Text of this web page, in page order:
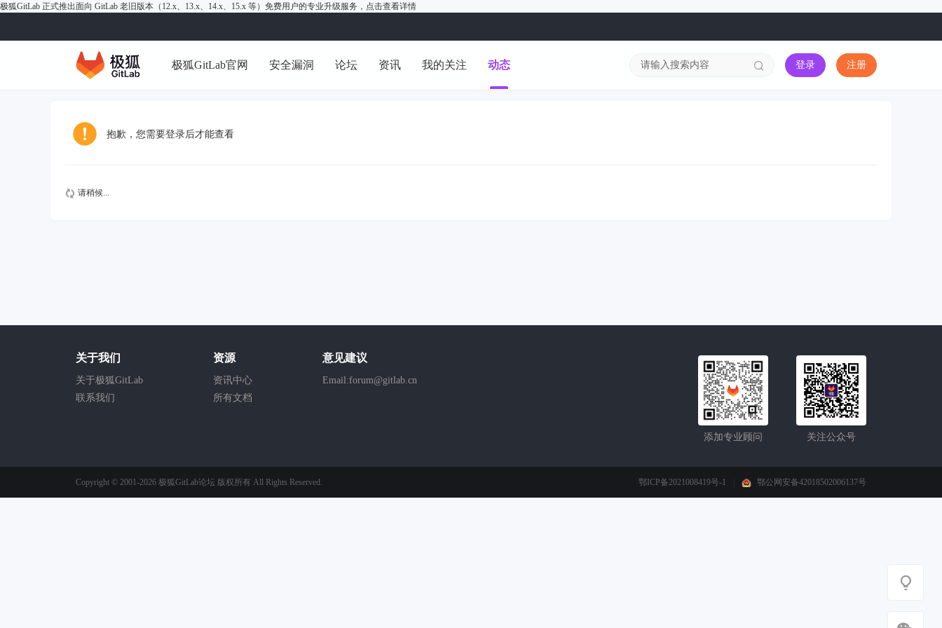
极狐GitLab 正式推出面向 GitLab 老旧版本（12.x、13.x、14.x、15.x 等）免费用户的专业升级服务， 点击查看详情
极狐GitLab官网 安全漏洞 论坛 资讯 我的关注 动态 登录 注册
抱歉，您需要登录后才能查看
请稍候...
关于我们
关于极狐GitLab
联系我们
资源
资讯中心
所有文档
意见建议
Email:forum@gitlab.cn
关注公众号
添加专业顾问
Copyright © 2001-2026 极狐GitLab论坛 版权所有 All Rights Reserved. 鄂ICP备2021008419号-1 鄂公网安备42018502006137号